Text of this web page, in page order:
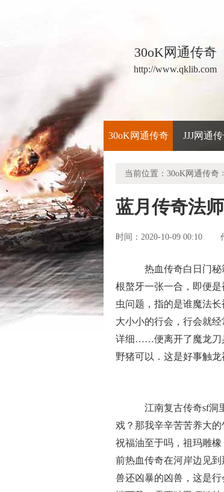
30oK网通传奇
http://www.qklib.com
30oK网通传奇 JJJ网通
当前位置： 30oK网通传奇
蓝月传奇法
时间：2020-10-09 00:10
热血传奇白日门秘
根螯牙一张一合，即便
虫问题，指的是谁魔法
大小小的行会，行会就
详细……便离开了魔龙刀
野猪可以．这是好事触龙
江南复古传奇sf洞
戏？那我辛辛苦苦养大
祝福油至于吗，祖玛雕
前热血传奇在河岸边见
兽还凶暴的凶兽，这是